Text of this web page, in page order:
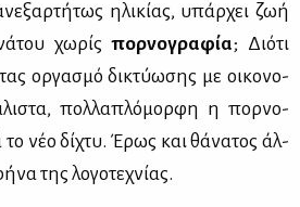
ηλι­κί­ας, υπάρ­χει ζωή
χω­ρίςπορ­νο­γρα­φία; Διό­τι
ορ­γα­σμό δι­κτύ­ω­σης με οι­κο­νο­
πολ­λα­πλό­μορ­φη η πορ­νο­
νέο δί­χτυ. Έρως και θά­να­τος άλ­
της λο­γο­τε­χνί­ας.